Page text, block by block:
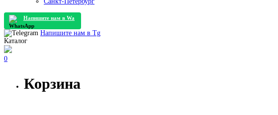
Напишите нам в Wa
Напишите нам в Tg
Каталог
0
Корзина